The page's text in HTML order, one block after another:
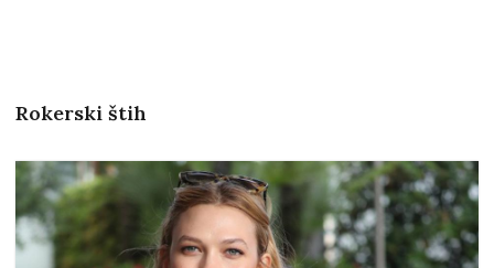
Rokerski štih